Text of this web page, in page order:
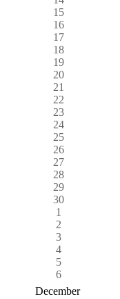
15
16
17
18
19
20
21
22
23
24
25
26
27
28
29
30
1
2
3
4
5
6
December